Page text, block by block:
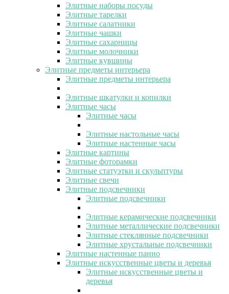
Элитные наборы посуды
Элитные тарелки
Элитные салатники
Элитные чашки
Элитные сахарницы
Элитные молочники
Элитные кувшины
Элитные предметы интерьера
Элитные предметы интерьера
Элитные шкатулки и копилки
Элитные часы
Элитные часы
Элитные настольные часы
Элитные настенные часы
Элитные картины
Элитные фоторамки
Элитные статуэтки и скульптуры
Элитные свечи
Элитные подсвечники
Элитные подсвечники
Элитные керамические подсвечники
Элитные металлические подсвечники
Элитные стеклянные подсвечники
Элитные хрустальные подсвечники
Элитные настенные панно
Элитные искусственные цветы и деревья
Элитные искусственные цветы и
деревья